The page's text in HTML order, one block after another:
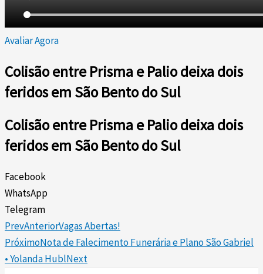
Avaliar Agora
Colisão entre Prisma e Palio deixa dois
feridos em São Bento do Sul
Colisão entre Prisma e Palio deixa dois
feridos em São Bento do Sul
Facebook
WhatsApp
Telegram
PrevAnteriorVagas Abertas!
PróximoNota de Falecimento Funerária e Plano São Gabriel
• Yolanda HublNext